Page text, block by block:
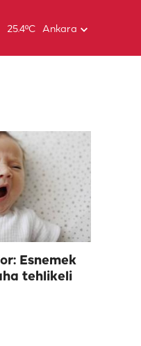
25.4ºC Ankara
Esnemek
tehlikeli